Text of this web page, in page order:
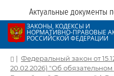
Актуальные документы
ЗАКОНЫ, КОДЕКСЫ И
НОРМАТИВНО-ПРАВОВЫЕ
РОССИЙСКОЙ ФЕДЕРАЦИИ
| Федеральный закон от
20.02.2026) "Об